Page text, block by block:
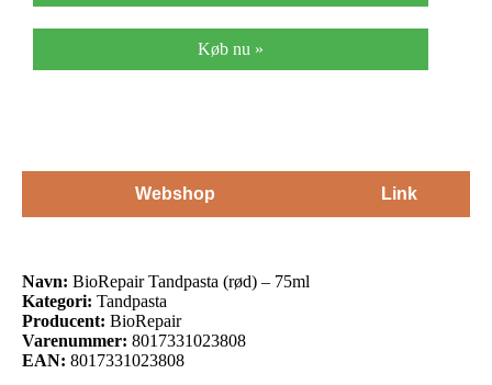
Køb nu »
Webshop Link
Navn: BioRepair Tandpasta (rød) – 75ml
Kategori: Tandpasta
Producent: BioRepair
Varenummer: 8017331023808
EAN: 8017331023808